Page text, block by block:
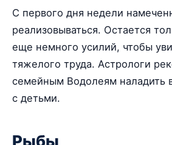
С первого дня недели
реализовываться. Остается
еще немного усилий, чтобы
тяжелого труда. Астрологи
семейным Водолеям наладить
с детьми.
Рыбы